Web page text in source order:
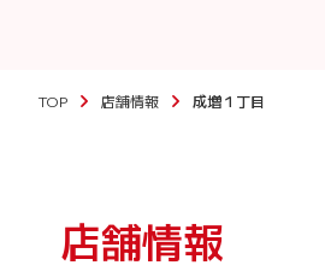
TOP 店舗情報 成増１丁目
店舗情報